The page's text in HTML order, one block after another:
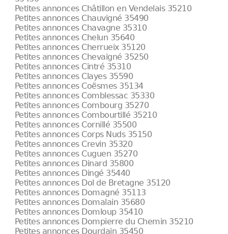
Petites annonces Châtillon en Vendelais 35210
Petites annonces Chauvigné 35490
Petites annonces Chavagne 35310
Petites annonces Chelun 35640
Petites annonces Cherrueix 35120
Petites annonces Chevaigné 35250
Petites annonces Cintré 35310
Petites annonces Clayes 35590
Petites annonces Coësmes 35134
Petites annonces Comblessac 35330
Petites annonces Combourg 35270
Petites annonces Combourtillé 35210
Petites annonces Cornillé 35500
Petites annonces Corps Nuds 35150
Petites annonces Crevin 35320
Petites annonces Cuguen 35270
Petites annonces Dinard 35800
Petites annonces Dingé 35440
Petites annonces Dol de Bretagne 35120
Petites annonces Domagné 35113
Petites annonces Domalain 35680
Petites annonces Domloup 35410
Petites annonces Dompierre du Chemin 35210
Petites annonces Dourdain 35450